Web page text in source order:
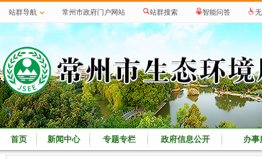
站群导航 常州市政府门户网站 站群搜索 智能问答
首页 新闻中心 专题专栏 政府信息公开 办事